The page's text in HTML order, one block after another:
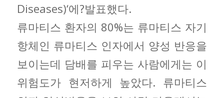
Diseases)‘에?발표했다.
류마티스 환자의 80%는 류마티스 자기
항체인 류마티스 인자에서 양성 반응을
보이는데 담배를 피우는 사람에게는 이
위험도가 현저하게 높았다. 류마티스